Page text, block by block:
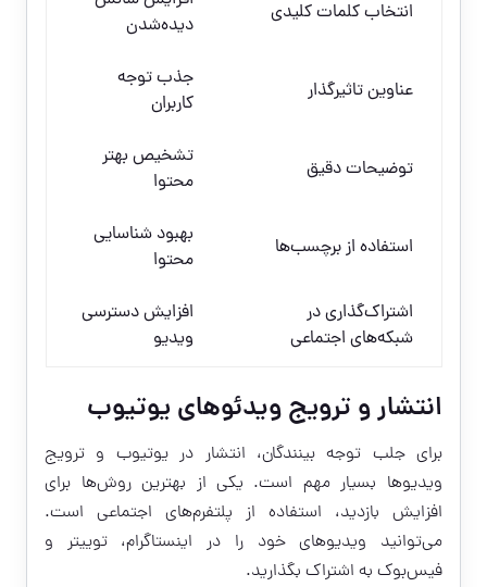
انتخاب کلمات کلیدی
دیده‌شدن
عناوین تاثیرگذار
جذب توجه
کاربران
توضیحات دقیق
تشخیص بهتر
محتوا
استفاده از برچسب‌ها
بهبود شناسایی
محتوا
اشتراک‌گذاری در
شبکه‌های اجتماعی
افزایش دسترسی
ویدیو
انتشار و ترویج ویدئوهای یوتیوب
برای جلب توجه بینندگان، انتشار در یوتیوب و ترویج
ویدیوها بسیار مهم است. یکی از بهترین روش‌ها برای
افزایش بازدید، استفاده از پلتفرم‌های اجتماعی است.
می‌توانید ویدیوهای خود را در اینستاگرام، توییتر و
فیس‌بوک به اشتراک بگذارید.